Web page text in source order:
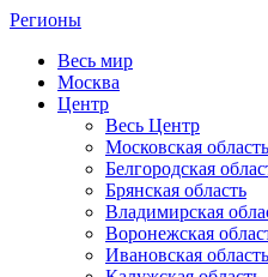
Регионы
Весь мир
Москва
Центр
Весь Центр
Московская область
Белгородская
Брянская область
Владимирская
Воронежская
Ивановская область